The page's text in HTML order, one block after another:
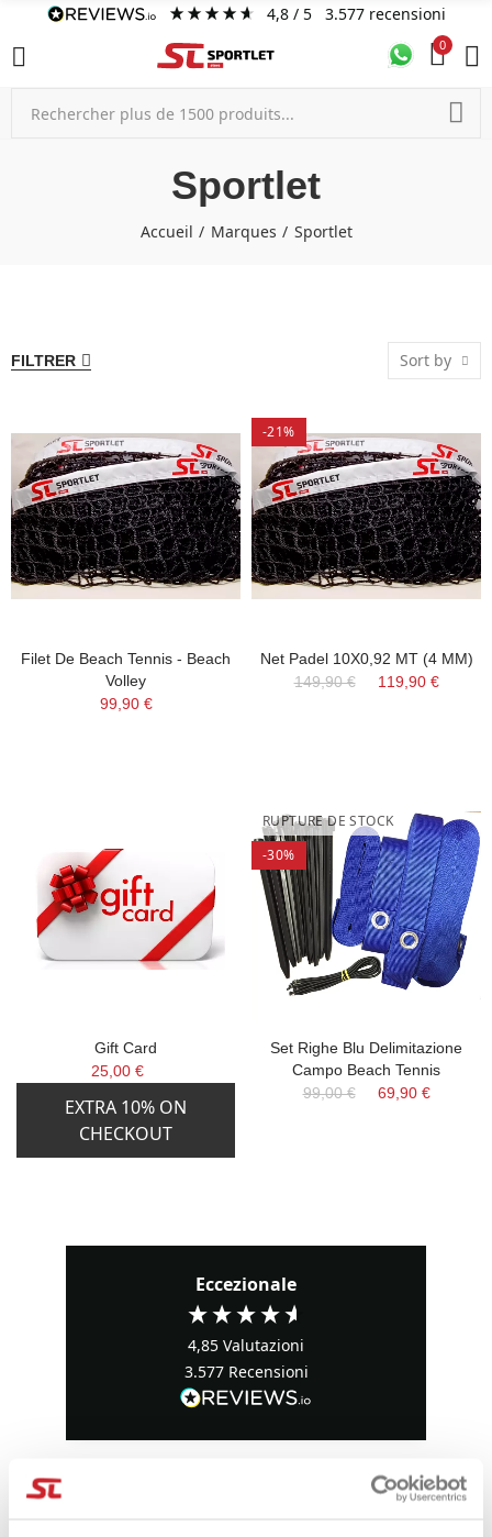
4,8/ 5 3.577 recensioni
0
Sportlet
Accueil Marques Sportlet
FILTRER Sort by
Filet De Beach Tennis - Beach
Volley
99,90 €
-21%
Net Padel 10X0,92 MT (4 MM)
149,90 €
119,90 €
Gift Card
25,00 €
EXTRA 10% ON
CHECKOUT
RUPTURE DE STOCK
-30%
Set Righe Blu Delimitazione
Campo Beach Tennis
99,00 €
69,90 €
Eccezionale
4,85 Valutazioni
3.577 Recensioni